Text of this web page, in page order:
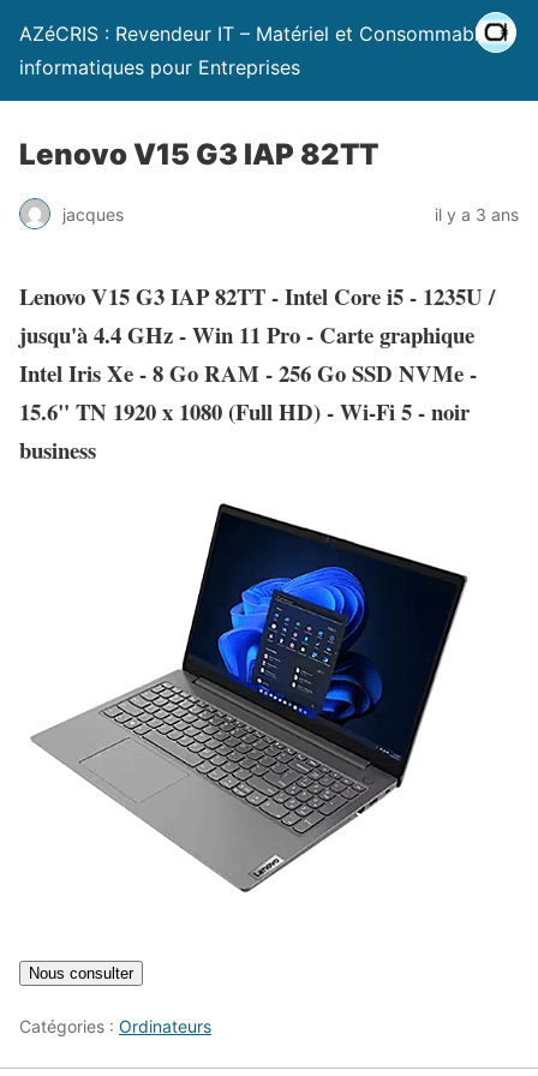
AZéCRIS : Revendeur IT – Matériel et Consommables
informatiques pour Entreprises
Lenovo V15 G3 IAP 82TT
jacques il y a 3 ans
Lenovo V15 G3 IAP 82TT - Intel Core i5 - 1235U /
jusqu'à 4.4 GHz - Win 11 Pro - Carte graphique
Intel Iris Xe - 8 Go RAM - 256 Go SSD NVMe -
15.6" TN 1920 x 1080 (Full HD) - Wi-Fi 5 - noir
business
Catégories : Ordinateurs